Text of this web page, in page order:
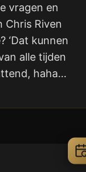
vragen en
Chris Riven
‘Dat kunnen
alle tijden
haha…